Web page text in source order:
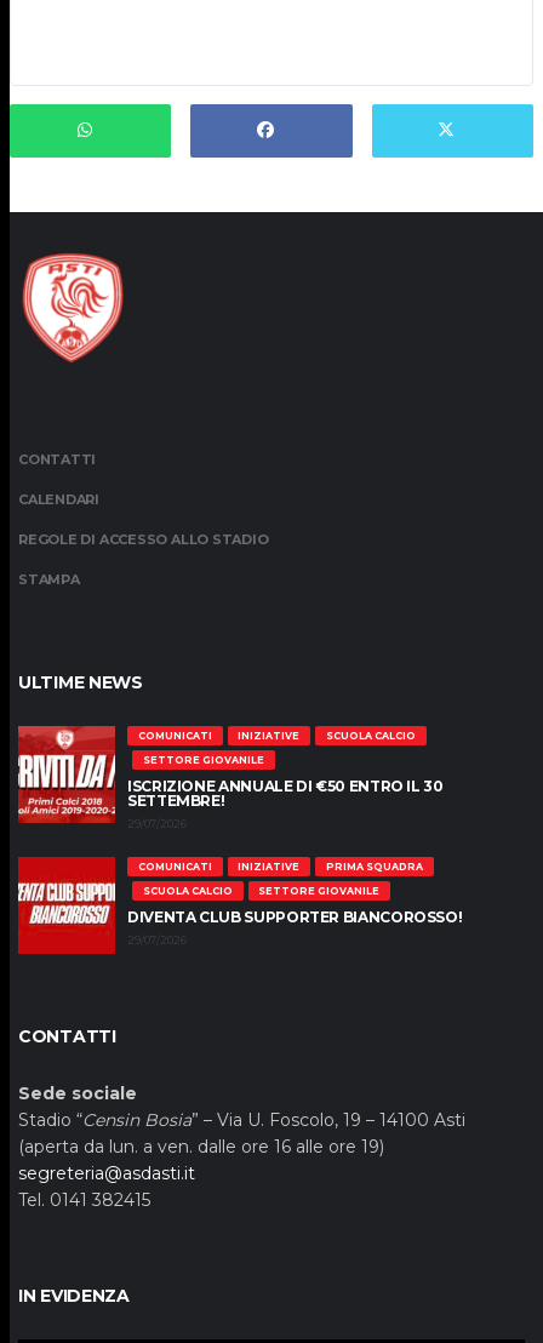
CONTATTI
CALENDARI
REGOLE DI ACCESSO ALLO STADIO
STAMPA
ULTIME NEWS
COMUNICATI INIZIATIVE
SCUOLA CALCIO
SETTORE GIOVANILE
ISCRIZIONE ANNUALE DI €50 ENTRO IL 30
SETTEMBRE!
29/07/2026
COMUNICATI INIZIATIVE
PRIMA SQUADRA
SCUOLA CALCIO
SETTORE GIOVANILE
DIVENTA CLUB SUPPORTER BIANCOROSSO!
29/07/2026
CONTATTI
Sede sociale
Stadio “Censin Bosia” – Via U. Foscolo, 19 – 14100 Asti
(aperta da lun. a ven. dalle ore 16 alle ore 19)
segreteria@asdasti.it
Tel. 0141 382415
IN EVIDENZA